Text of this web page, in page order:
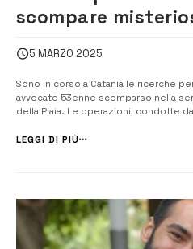
scompare
5 MARZO 2025
Sono in corso a Catania le ricerche
avvocato 53enne scomparso nella
della Plaia. Le operazioni, condotte
Sezione Navale, e il Nucleo Cinofili,
LEGGI DI PIÙ